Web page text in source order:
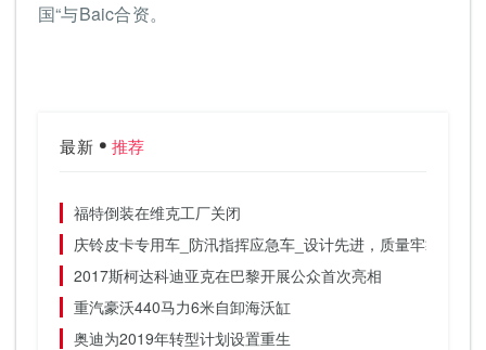
国“与Baic合资。
最新 推荐
福特倒装在维克工厂关闭
庆铃皮卡专用车_防汛指挥应急车_设计先进，质量牢靠
2017斯柯达科迪亚克在巴黎开展公众首次亮相
重汽豪沃440马力6米自卸海沃缸
奥迪为2019年转型计划设置重生